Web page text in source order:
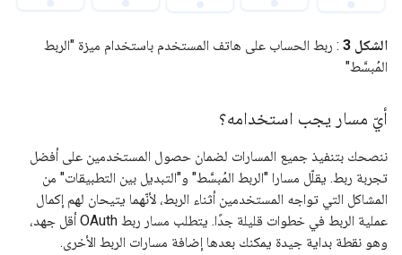
الشكل 3
: ربط الحساب على هاتف المستخدم باستخدام ميزة "الربط
المُبسَّط"
أيّ مسار يجب استخدامه؟
ننصحك بتنفيذ جميع المسارات لضمان حصول المستخدمين على أفضل
تجربة ربط. يقلّل مسارا "الربط المُبسَّط" و"التبديل بين التطبيقات" من
المشاكل التي تواجه المستخدمين أثناء الربط، لأنّهما يتيحان لهم إكمال
عملية الربط في خطوات قليلة جدًا. يتطلب مسار ربط OAuth أقل جهد،
وهو نقطة بداية جيدة يمكنك بعدها إضافة مسارات الربط الأخرى.